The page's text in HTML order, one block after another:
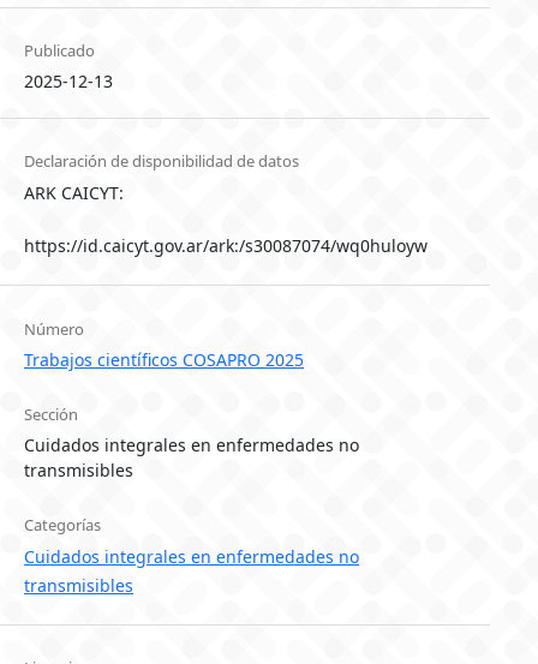
Publicado
2025-12-13
Declaración de disponibilidad de datos
ARK CAICYT:
https://id.caicyt.gov.ar/ark:/s30087074/wq0huloyw
Número
Trabajos científicos COSAPRO 2025
Sección
Cuidados integrales en enfermedades no
transmisibles
Categorías
Cuidados integrales en enfermedades no
transmisibles